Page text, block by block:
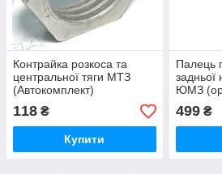
Контрайка розкоса та
центральної тяги МТЗ
(Автокомплект)
118 ₴
Купити
Палець
задньої
ЮМЗ
499₴